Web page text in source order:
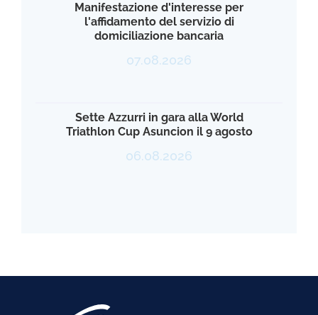
Manifestazione d'interesse per
l'affidamento del servizio di
domiciliazione bancaria
07.08.2026
Sette Azzurri in gara alla World
Triathlon Cup Asuncion il 9 agosto
06.08.2026